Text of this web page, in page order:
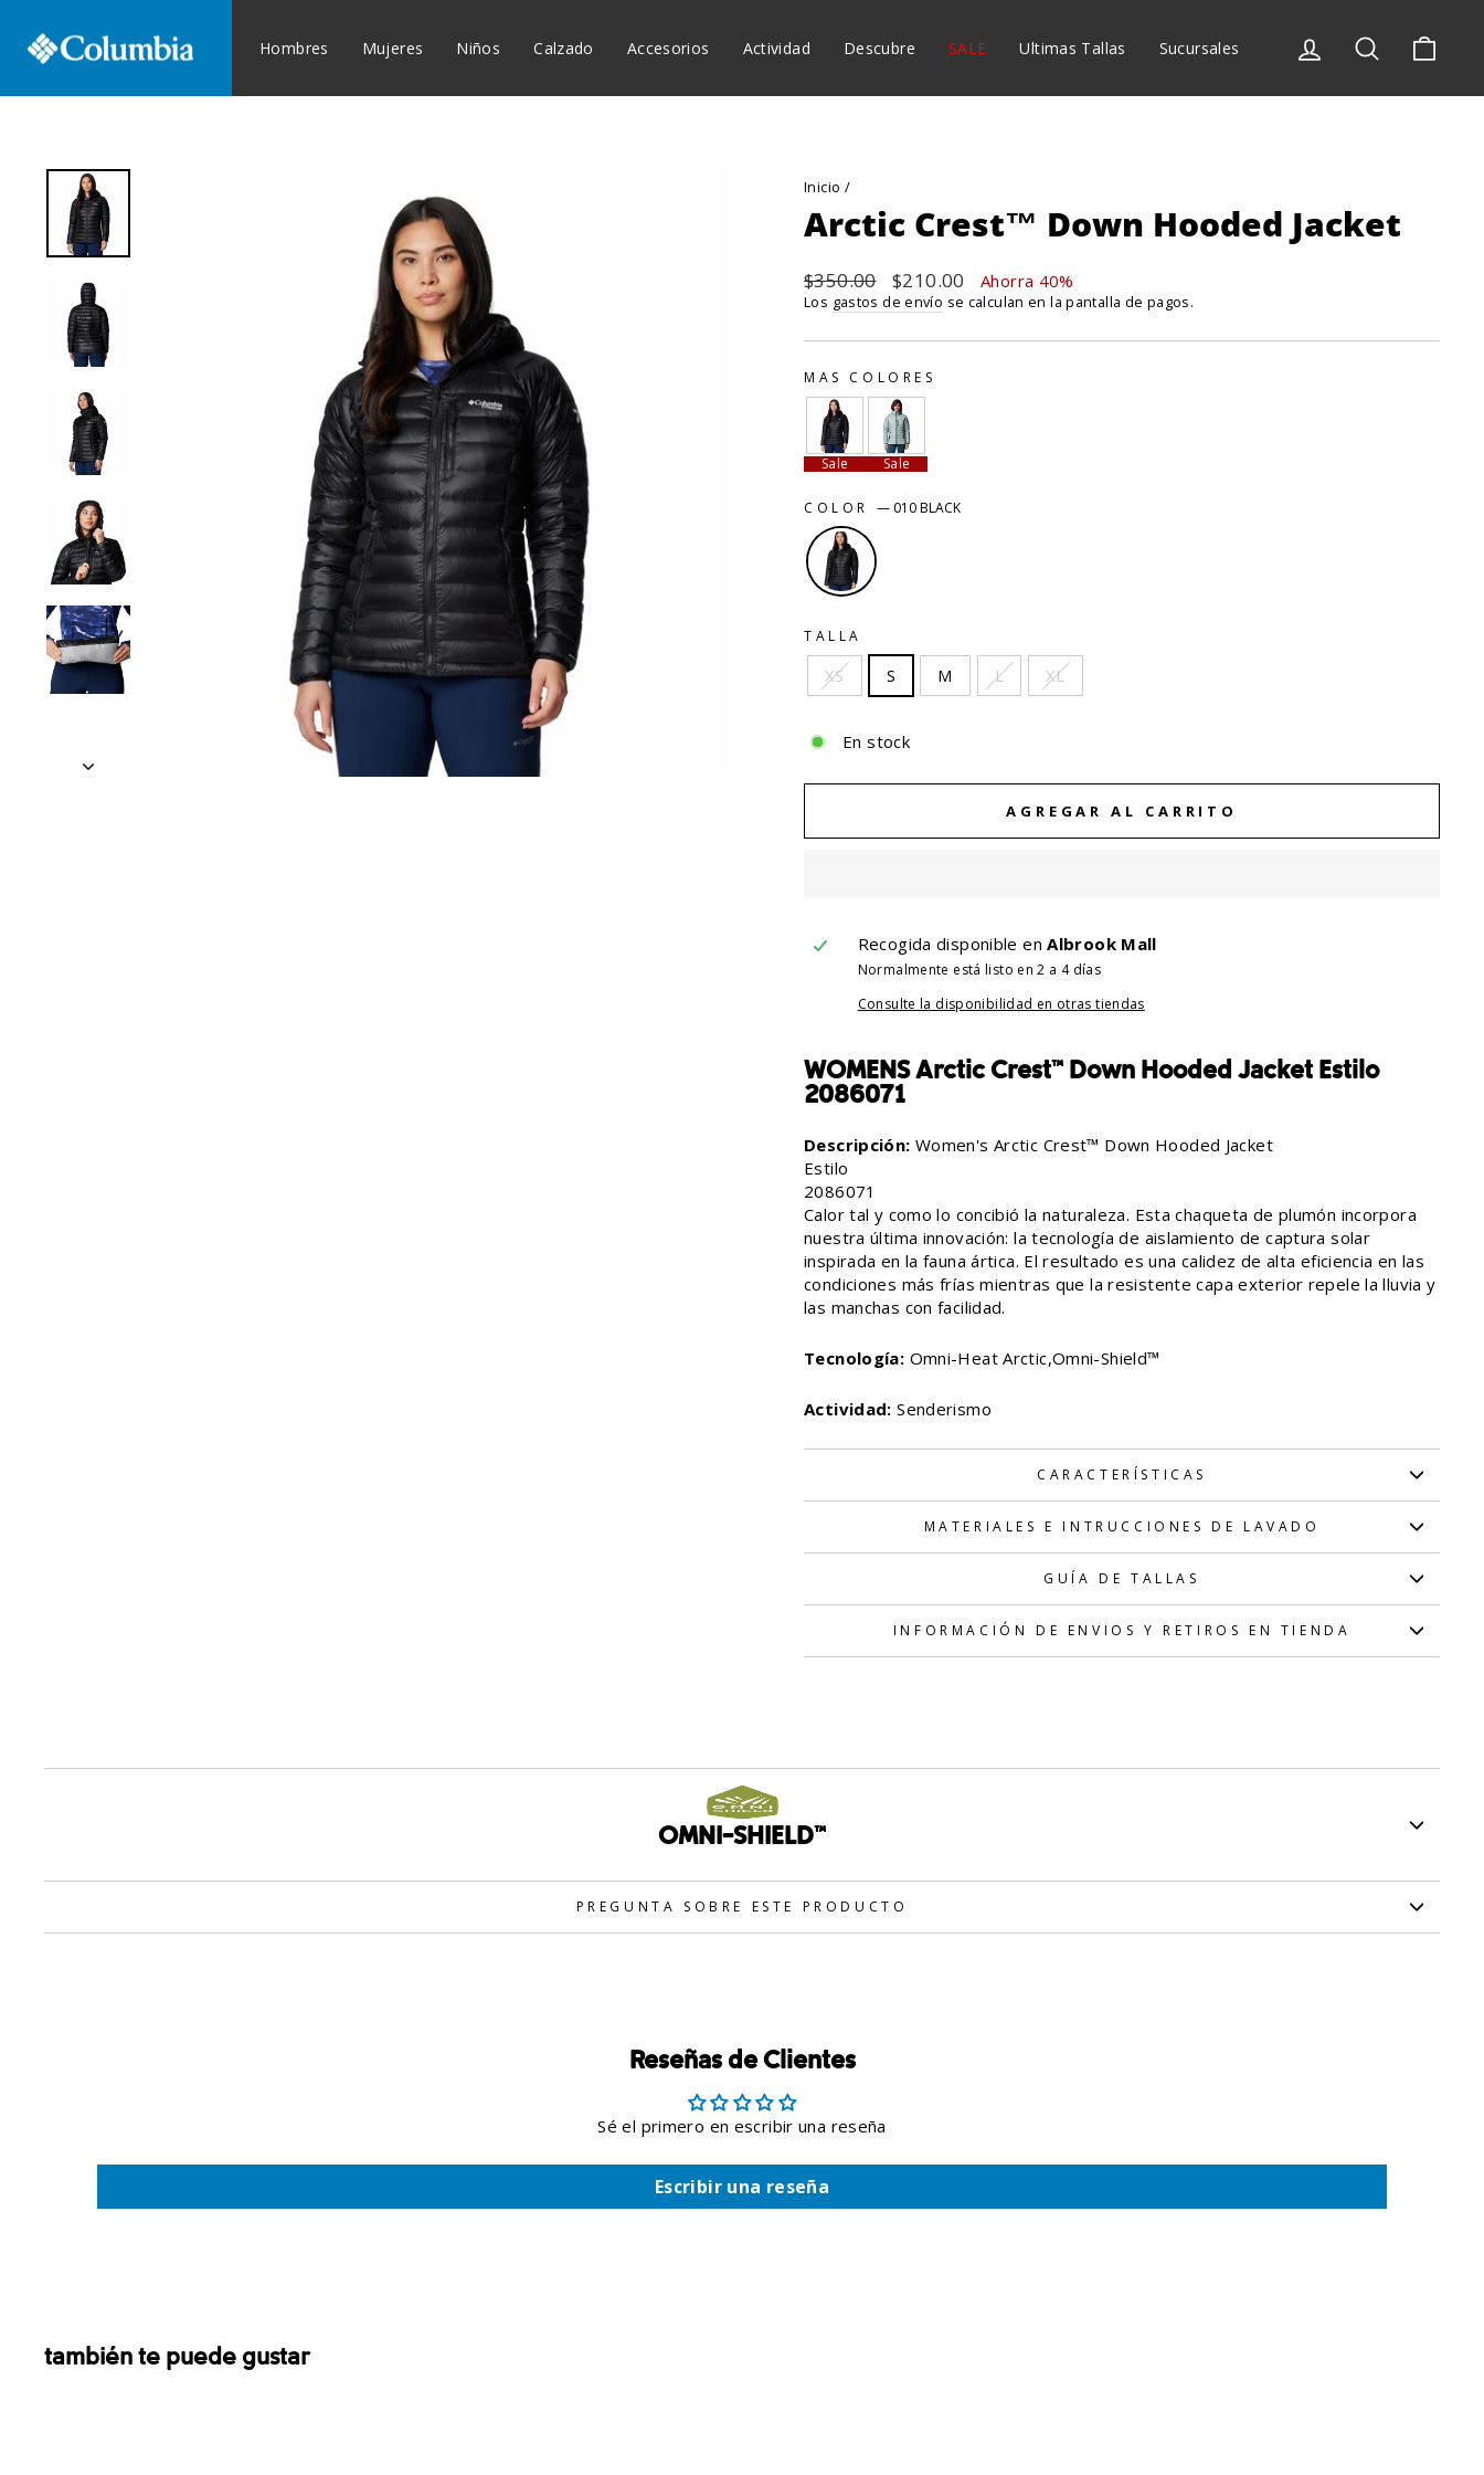
directamente
diapositivas
Hombres Mujeres Niños Calzado Accesorios Actividad Descubre SALE Ultimas Tallas Sucursales Ingresar Buscar
Inicio /
Arctic Crest™ Down Hooded Jacket
Precio
habitual
$350.00
Precio
de
$210.00 Ahorra 40%
Los gastos de envío se calculan en la pantalla de pagos.
MAS COLORES
Sale Sale
COLOR — 010 BLACK
TALLA
XS S M L XL
En stock
AGREGAR AL CARRITO
Recogida disponible enAlbrook Mall
Normalmente está listo en 2 a 4 días
Consulte la disponibilidad en otras tiendas
WOMENS Arctic Crest™ Down Hooded Jacket Estilo
2086071
Descripción: Women's Arctic Crest™ Down Hooded Jacket
Estilo
2086071
Calor tal y como lo concibió la naturaleza. Esta chaqueta de plumón incorpora
nuestra última innovación: la tecnología de aislamiento de captura solar
inspirada en la fauna ártica. El resultado es una calidez de alta eficiencia en las
condiciones más frías mientras que la resistente capa exterior repele la lluvia y
las manchas con facilidad.
Tecnología: Omni-Heat Arctic,Omni-Shield™
Actividad:Senderismo
CARACTERÍSTICAS
MATERIALES E INTRUCCIONES DE LAVADO
GUÍA DE TALLAS
INFORMACIÓN DE ENVIOS Y RETIROS EN TIENDA
OMNI-SHIELD™
PREGUNTA SOBRE ESTE PRODUCTO
Reseñas de Clientes
Sé el primero en escribir una reseña
Escribir una reseña
también te puede gustar